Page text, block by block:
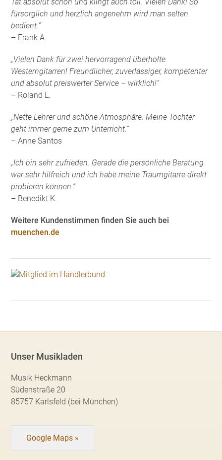
fürsorglich und herzlich angenehm wird man selten
bedient.“
– Frank A.
„Vielen Dank für zwei hervorragend überholte
Westerngitarren! Freundlicher, zuverlässiger, kompetenter
und absolut preiswerter Service – wirklich!“
– Roland L.
„Nette Lehrer und schöne Atmosphäre. Meine Tochter
geht immer gerne zum Unterricht.“
– Anne Santos
„Ich bin sehr zufrieden. Gerade die persönliche Beratung
war sehr hilfreich und ich habe meine Traumgitarre direkt
probieren können.“
– Benedikt K.
Weitere Kundenstimmen finden Sie auch bei
muenchen.de
Unser Musikladen
Musik Heckmann
Südenstraße 20
85757 Karlsfeld (bei München)
Google Maps »